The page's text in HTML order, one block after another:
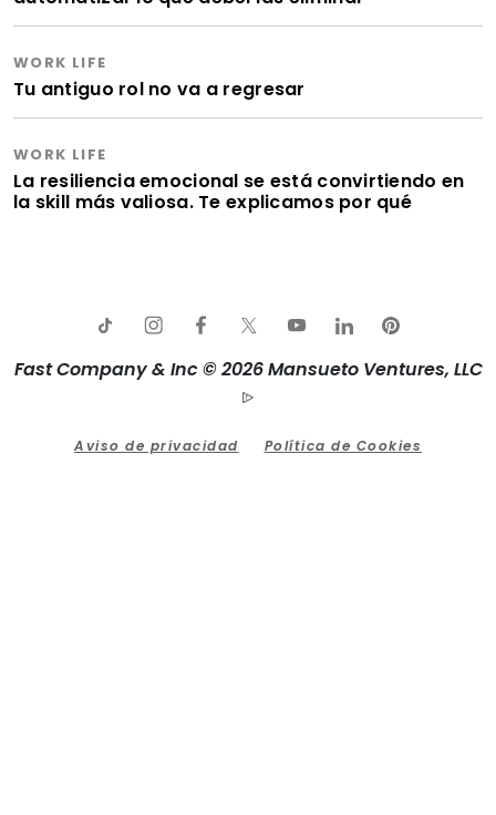
WORK LIFE
Tu antiguo rol no va a regresar
WORK LIFE
La resiliencia emocional se está convirtiendo en
la skill más valiosa. Te explicamos por qué
Fast Company & Inc © 2026 Mansueto Ventures, LLC
Aviso de privacidad Política de Cookies